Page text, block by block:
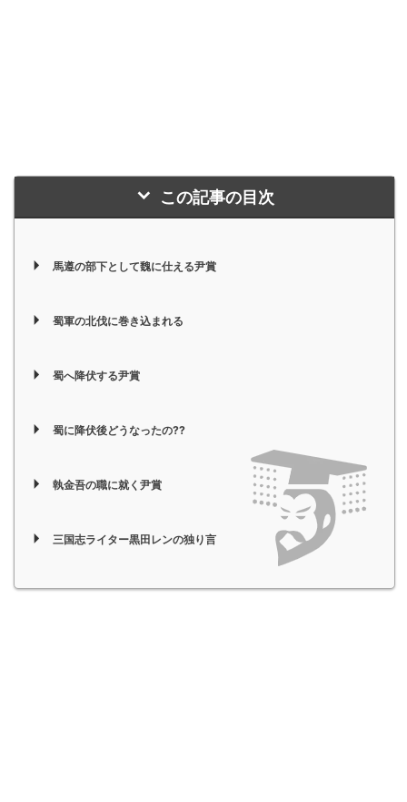
この記事の目次
馬遵の部下として魏に仕える尹賞
蜀軍の北伐に巻き込まれる
蜀へ降伏する尹賞
蜀に降伏後どうなったの??
執金吾の職に就く尹賞
三国志ライター黒田レンの独り言